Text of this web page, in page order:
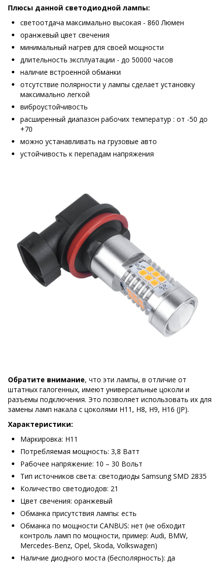
Плюсы данной светодиодной лампы:
светоотдача максимально высокая - 860 Люмен
оранжевый цвет свечения
минимальный нагрев для своей мощности
длительность эксплуатации - до 50000 часов
наличие встроенной обманки
отсутствие полярности у лампы сделает установку
максимально легкой
виброустойчивость
расширенный диапазон рабочих температур : от -50 до
+70
можно устанавливать на грузовые авто
устойчивость к перепадам напряжения
Обратите внимание, что эти лампы, в отличие от
штатных галогенных, имеют универсальные цоколи и
разъемы подключения. Это позволяет использовать их для
замены ламп накала с цоколями H11, H8, H9, H16 (JP).
Характеристики:
Маркировка: H11
Потребляемая мощность: 3,8 Ватт
Рабочее напряжение: 10 – 30 Вольт
Тип источников света: светодиоды Samsung SMD 2835
Количество светодиодов: 21
Цвет свечения: оранжевый
Обманка присутствия лампы: есть
Обманка по мощности CANBUS: нет (не обходит
контроль ламп по мощности, пример: Audi, BMW,
Mercedes-Benz, Opel, Skoda, Volkswagen)
Наличие диодного моста (бесполярность): да